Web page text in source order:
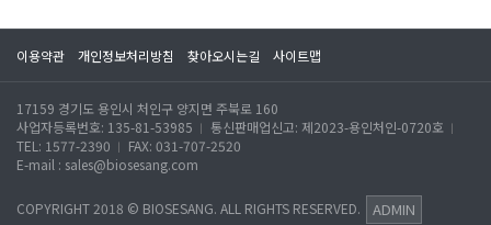
이용약관 개인정보처리방침 찾아오시는길 사이트맵
17159 경기도 용인시 처인구 양지면 주북로 160
사업자등록번호: 135-81-53985
통신판매업신고: 제2023-용인처인-0720호
TEL: 1577-2390
FAX: 031-707-2520
E-mail : sales@biosesang.com
COPYRIGHT 2018 © BIOSESANG. ALL RIGHTS RESERVED. ADMIN